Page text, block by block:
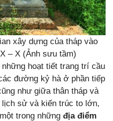
xây dựng của tháp vào
– X (Ảnh sưu tầm)
hoạt tiết trang trí cầu
đường kỷ hà ở phần tiếp
như giữa thân tháp và
sử và kiến trúc to lớn,
trong những địa điểm